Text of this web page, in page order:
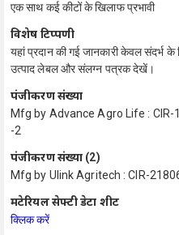
एक साथ कई कीटों के खिलाफ प्रभावी
विशेष टिप्पणी
यहां प्रदान की गई जानकारी केवल संदर्भ के
उत्पाद लेबल और संलग्न पत्रक देखें।
पंजीकरण संख्या
Mfg by Advance Agro Life : CIR-
-2
पंजीकरण संख्या (2)
Mfg by Ulink Agritech : CIR-
मटेरियल सेफ्टी डेटा शीट
क्लिक करें